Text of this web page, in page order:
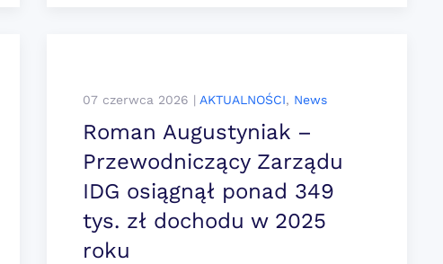
07 czerwca 2026 | AKTUALNOŚCI, News
Roman Augustyniak –
Przewodniczący Zarządu
IDG osiągnął ponad 349
tys. zł dochodu w 2025
roku